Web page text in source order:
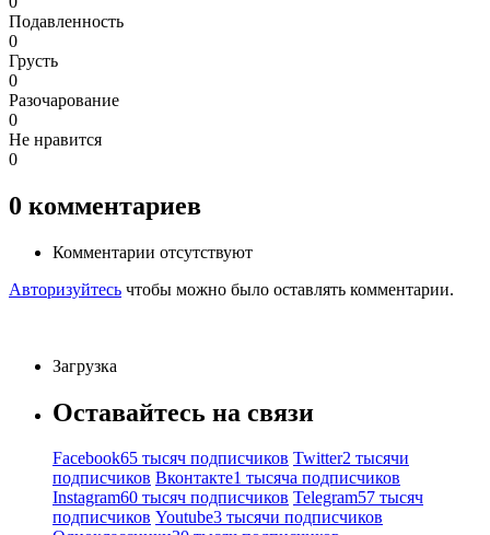
Подавленность
0
Грусть
0
Разочарование
0
Не нравится
0
0 комментариев
Комментарии отсутствуют
Авторизуйтесь чтобы можно было оставлять комментарии.
Загрузка
Оставайтесь на связи
Facebook65 тысяч подписчиков Twitter2 тысячи
подписчиков Вконтакте1 тысяча подписчиков
Instagram60 тысяч подписчиков Telegram57 тысяч
подписчиков Youtube3 тысячи подписчиков